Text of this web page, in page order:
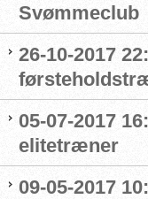
Svømmeclub
26-10-2017
05-07-2017
elitetræner
09-05-2017